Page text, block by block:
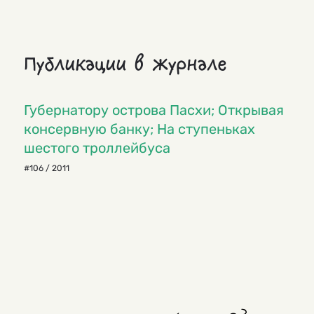
Публикации в журнале
Губернатору острова Пасхи; Открывая
консервную банку; На ступеньках
шестого троллейбуса
#106 / 2011